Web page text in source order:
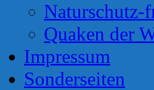
Naturschutz-
Quaken der
Impressum
Sonderseiten